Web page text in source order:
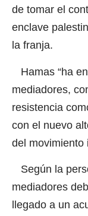
de tomar el
enclave
la franja.
Hamas “ha
mediadores,
resistencia
con el nuevo
del movimiento
Según la
mediadores
llegado a un